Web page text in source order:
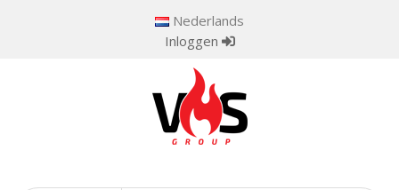
Nederlands
Inloggen